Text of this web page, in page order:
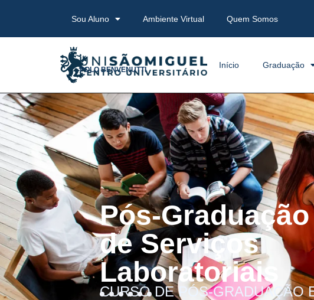
Sou Aluno Ambiente Virtual Quem Somos
POLO BENVENUTTI
Início Graduação
Pós-
de Serviços
Laboratoriais
CURSO DE PÓS-GRADUAÇÃO